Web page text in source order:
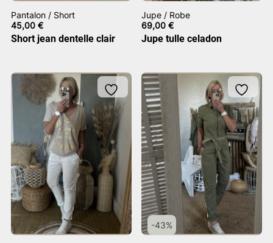
Pantalon / Short
45,00 €
Short jean dentelle clair
Jupe / Robe
69,00€
Jupe tulle celadon
-43%